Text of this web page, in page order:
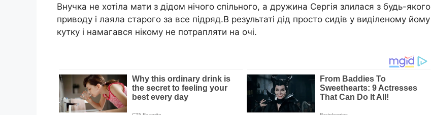
Внучка не хотіла мати з дідом нічого спільного, а дружина Сергія злилася з будь-якого
приводу і лаяла старого за все підряд.В результаті дід просто сидів у виділеному йому
кутку і намагався нікому не потрапляти на очі.